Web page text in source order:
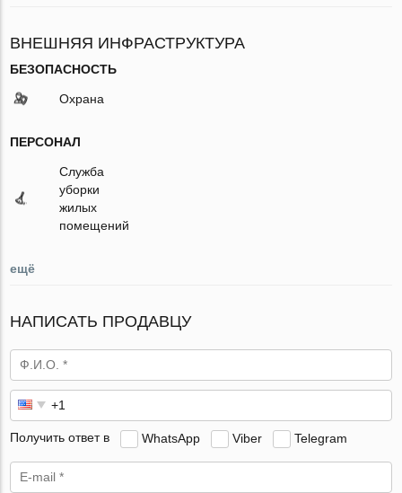
ВНЕШНЯЯ ИНФРАСТРУКТУРА
БЕЗОПАСНОСТЬ
Охрана
ПЕРСОНАЛ
Служба
уборки
жилых
помещений
ещё
НАПИСАТЬ ПРОДАВЦУ
Получить ответ в WhatsApp Viber Telegram